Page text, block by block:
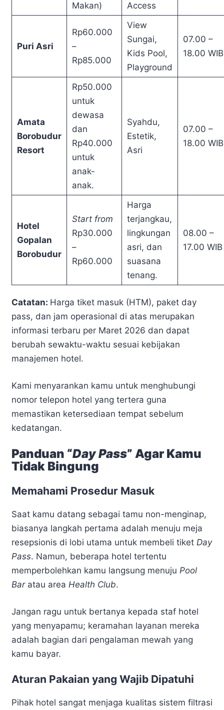
Makan)
Access
Puri Asri
Rp60.000
–
Rp85.000
View
Sungai,
Kids Pool,
Playground
07.00 –
18.00 WIB
Amata
Borobudur
Resort
Rp50.000
untuk
dewasa
dan
Rp40.000
untuk
anak-
anak.
Syahdu,
Estetik,
Asri
07.00 –
18.00 WIB
Hotel
Gopalan
Borobudur
Start from
Rp30.000
–
Rp60.000
Harga
terjangkau,
lingkungan
asri, dan
suasana
tenang.
08.00 –
17.00 WIB
Catatan: Harga tiket masuk (HTM), paket day
pass, dan jam operasional di atas merupakan
informasi terbaru per Maret 2026 dan dapat
berubah sewaktu-waktu sesuai kebijakan
manajemen hotel.
Kami menyarankan kamu untuk menghubungi
nomor telepon hotel yang tertera guna
memastikan ketersediaan tempat sebelum
kedatangan.
Panduan “Day Pass” Agar Kamu
Tidak Bingung
Memahami Prosedur Masuk
Saat kamu datang sebagai tamu non-menginap,
biasanya langkah pertama adalah menuju meja
resepsionis di lobi utama untuk membeli tiket Day
Pass. Namun, beberapa hotel tertentu
memperbolehkan kamu langsung menuju Pool
Baratau area Health Club.
Jangan ragu untuk bertanya kepada staf hotel
yang menyapamu; keramahan layanan mereka
adalah bagian dari pengalaman mewah yang
kamu bayar.
Aturan Pakaian yang Wajib Dipatuhi
Pihak hotel sangat menjaga kualitas sistem filtrasi